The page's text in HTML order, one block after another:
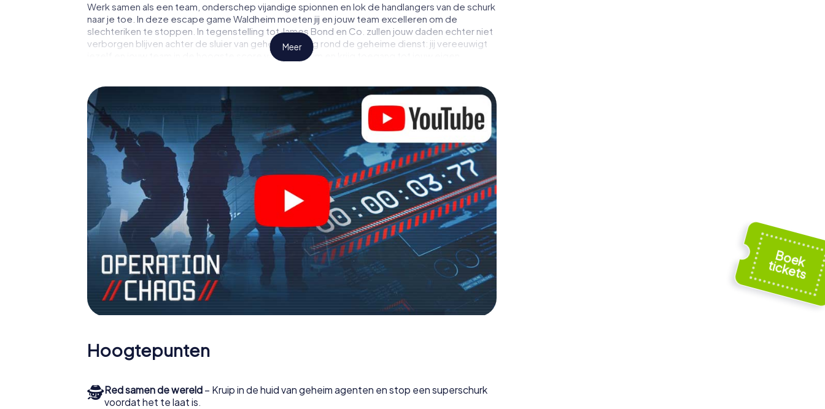
Werk samen als een team, onderschep vijandige spionnen en lok de handlangers van de schurk
naar je toe. In deze escape game Waldheim moeten jij en jouw team excelleren om de
slechteriken te stoppen. In tegenstelling tot James Bond en Co. zullen jouw daden echter niet
verborgen blijven achter de sluier van geheimhouding rond de geheime dienst: jij vereeuwigt
jezelf en jouw team in de hoogste score van Waldheim en krijg toegang tot jouw eigen
verander Waldheim in een escaperoom in de buitenlucht!
Meer
Hoogtepunten
🕵Red samen de wereld – Kruip in de huid van geheim agenten en stop een superschurk
voordat het te laat is.